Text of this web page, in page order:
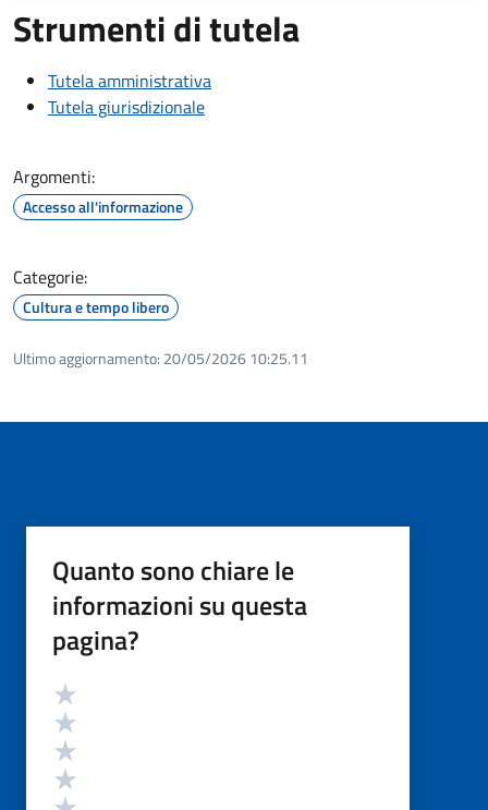
Strumenti di tutela
Tutela amministrativa
Tutela giurisdizionale
Argomenti:
Accesso all'informazione
Categorie:
Cultura e tempo libero
Ultimo aggiornamento: 20/05/2026 10:25.11
Quanto sono chiare le
informazioni su questa
pagina?
Valutazione